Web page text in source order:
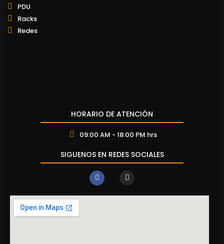
PDU
Racks
Redes
HORARIO DE ATENCIÓN
09:00 AM - 18:00 PM hrs
SIGUENOS EN REDES SOCIALES